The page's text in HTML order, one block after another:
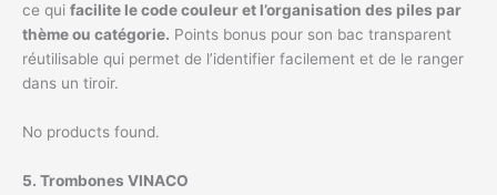
ce qui facilite le code couleur et l’organisation des piles par
thème ou catégorie. Points bonus pour son bac transparent
réutilisable qui permet de l’identifier facilement et de le ranger
dans un tiroir.
No products found.
5. Trombones VINACO